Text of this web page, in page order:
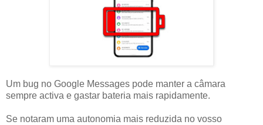
Um bug no Google Messages pode manter a câmara
sempre activa e gastar bateria mais rapidamente.
Se notaram uma autonomia mais reduzida no vosso